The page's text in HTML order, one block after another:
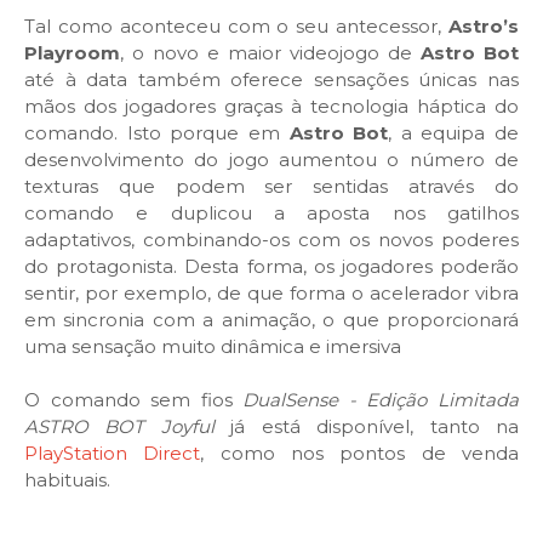
Tal como aconteceu com o seu antecessor, Astro’s
Playroom, o novo e maior videojogo de Astro Bot
até à data também oferece sensações únicas nas
mãos dos jogadores graças à tecnologia háptica do
comando. Isto porque em Astro Bot, a equipa de
desenvolvimento do jogo aumentou o número de
texturas que podem ser sentidas através do
comando e duplicou a aposta nos gatilhos
adaptativos, combinando-os com os novos poderes
do protagonista. Desta forma, os jogadores poderão
sentir, por exemplo, de que forma o acelerador vibra
em sincronia com a animação, o que proporcionará
uma sensação muito dinâmica e imersiva
O comando sem fios DualSense - Edição Limitada
ASTRO BOT Joyfuljá está disponível, tanto na
PlayStation Direct, como nos pontos de venda
habituais.